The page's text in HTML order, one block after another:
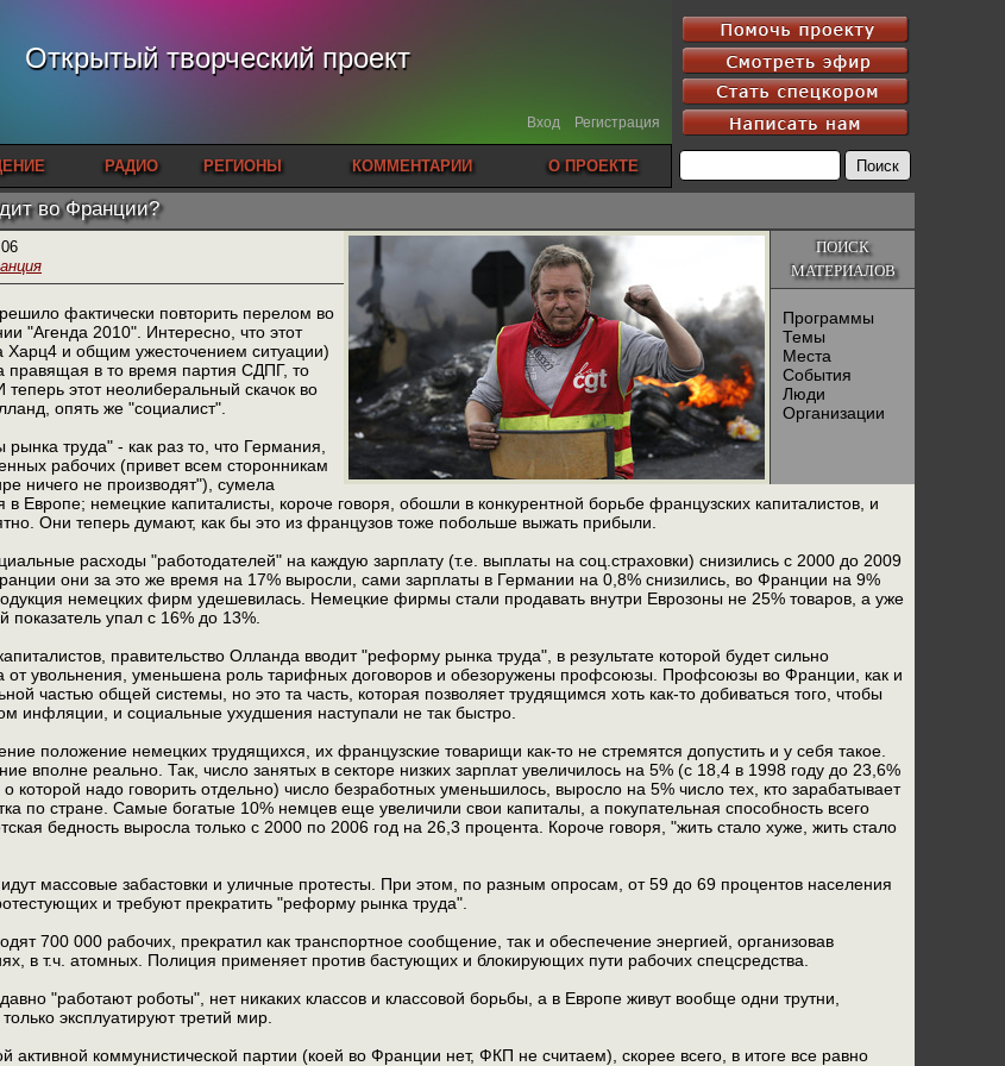
Открытый творческий проект
Вход Регистрация
РАДИО РЕГИОНЫ КОММЕНТАРИИ О ПРОЕКТЕ
во Франции?
ПОИСК
МАТЕРИАЛОВ
Программы
Темы
Места
События
Люди
Организации
фактически повторить перелом во
"Агенда 2010". Интересно, что этот
Харц4 и общим ужесточением ситуации)
правящая в то время партия СДПГ, то
этот неолиберальный скачок во
опять же "социалист".
труда" - как раз то, что Германия,
рабочих (привет всем сторонникам
ничего не производят"), сумела
в Европе; немецкие капиталисты, короче говоря, обошли в конкурентной борьбе французских капиталистов, и
Они теперь думают, как бы это из французов тоже побольше выжать прибыли.
расходы "работодателей" на каждую зарплату (т.е. выплаты на соц.страховки) снизились с 2000 до 2009
они за это же время на 17% выросли, сами зарплаты в Германии на 0,8% снизились, во Франции на 9%
немецких фирм удешевилась. Немецкие фирмы стали продавать внутри Еврозоны не 25% товаров, а уже
упал с 16% до 13%.
правительство Олланда вводит "реформу рынка труда", в результате которой будет сильно
от увольнения, уменьшена роль тарифных договоров и обезоружены профсоюзы. Профсоюзы во Франции, как и
частью общей системы, но это та часть, которая позволяет трудящимся хоть как-то добиваться того, чтобы
инфляции, и социальные ухудшения наступали не так быстро.
положение немецких трудящихся, их французские товарищи как-то не стремятся допустить и у себя такое.
вполне реально. Так, число занятых в секторе низких зарплат увеличилось на 5% (с 18,4 в 1998 году до 23,6%
о которой надо говорить отдельно) число безработных уменьшилось, выросло на 5% число тех, кто зарабатывает
по стране. Самые богатые 10% немцев еще увеличили свои капиталы, а покупательная способность всего
бедность выросла только с 2000 по 2006 год на 26,3 процента. Короче говоря, "жить стало хуже, жить стало
массовые забастовки и уличные протесты. При этом, по разным опросам, от 59 до 69 процентов населения
и требуют прекратить "реформу рынка труда".
700 000 рабочих, прекратил как транспортное сообщение, так и обеспечение энергией, организовав
в т.ч. атомных. Полиция применяет против бастующих и блокирующих пути рабочих спецсредства.
"работают роботы", нет никаких классов и классовой борьбы, а в Европе живут вообще одни трутни,
эксплуатируют третий мир.
активной коммунистической партии (коей во Франции нет, ФКП не считаем), скорее всего, в итоге все равно